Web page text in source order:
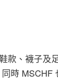
款、襪子及
時